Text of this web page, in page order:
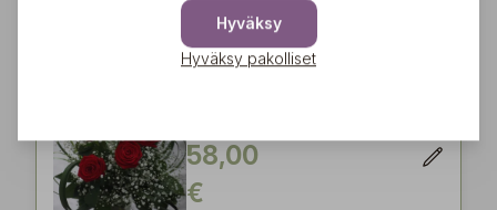
58,00
€
Hyväksy
Hyväksy pakolliset